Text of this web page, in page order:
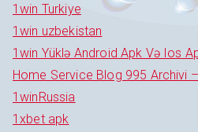
1win Turkiye
1win uzbekistan
1win Yüklə Android Apk Və Ios
Home Service Blog 995 Archivi
1winRussia
1xbet apk